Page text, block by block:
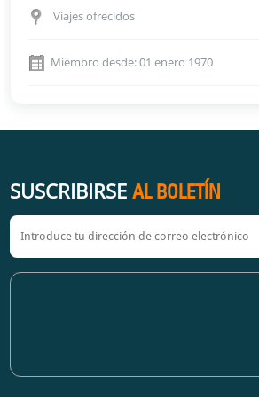
Viajes ofrecidos
Miembro desde: 01 enero 1970
SUSCRIBIRSEAL BOLETÍN